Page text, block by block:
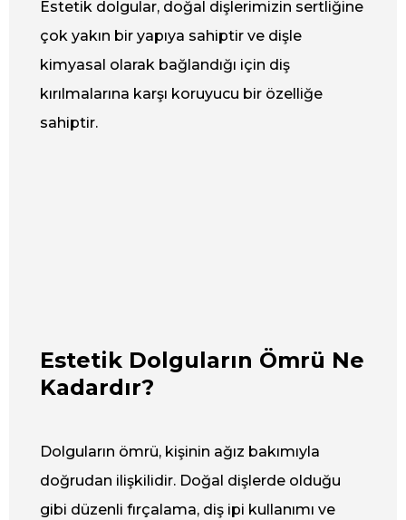
Estetik dolgular, doğal dişlerimizin sertliğine
çok yakın bir yapıya sahiptir ve dişle
kimyasal olarak bağlandığı için diş
kırılmalarına karşı koruyucu bir özelliğe
sahiptir.
Estetik Dolguların Ömrü Ne
Kadardır?
Dolguların ömrü, kişinin ağız bakımıyla
doğrudan ilişkilidir. Doğal dişlerde olduğu
gibi düzenli fırçalama, diş ipi kullanımı ve